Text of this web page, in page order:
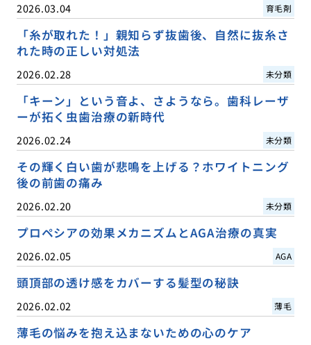
2026.03.04 育毛剤
「糸が取れた！」親知らず抜歯後、自然に抜糸さ
れた時の正しい対処法
2026.02.28 未分類
「キーン」という音よ、さようなら。歯科レーザ
ーが拓く虫歯治療の新時代
2026.02.24 未分類
その輝く白い歯が悲鳴を上げる？ホワイトニング
後の前歯の痛み
2026.02.20 未分類
プロペシアの効果メカニズムとAGA治療の真実
2026.02.05 AGA
頭頂部の透け感をカバーする髪型の秘訣
2026.02.02 薄毛
薄毛の悩みを抱え込まないための心のケア